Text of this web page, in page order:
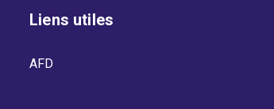
Liens utiles
AFD